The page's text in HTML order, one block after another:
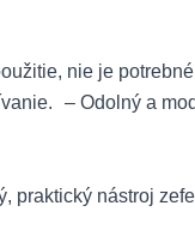
nie je
– Odolný a
praktický nástroj